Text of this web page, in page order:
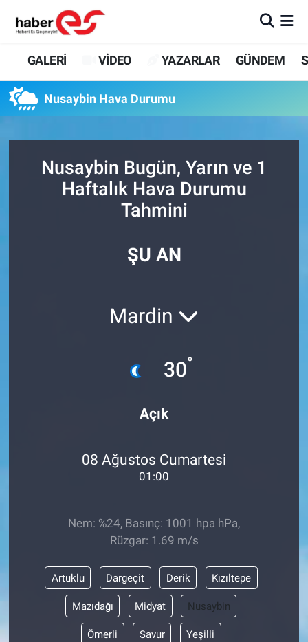
GALERİ VİDEO YAZARLAR GÜNDEM
Nusaybin Hava Durumu
Nusaybin Bugün, Yarın ve 1
Haftalık Hava Durumu
Tahmini
ŞU AN
Mardin
30°
Açık
08 Ağustos Cumartesi
01:00
Nem: %24, Basınç: 1001 hpa hPa,
Rüzgar: 1.69 m/s
Artuklu Dargeçit Derik Kızıltepe
Mazıdağı Midyat Nusaybin
Ömerli Savur Yeşilli
GALERİ
GÜNDEM
SİYASET
Eskişehir Nöbetçi Eczaneler
Süper Lig Puan Durumu ve Fikstür
Tüm Manşetler